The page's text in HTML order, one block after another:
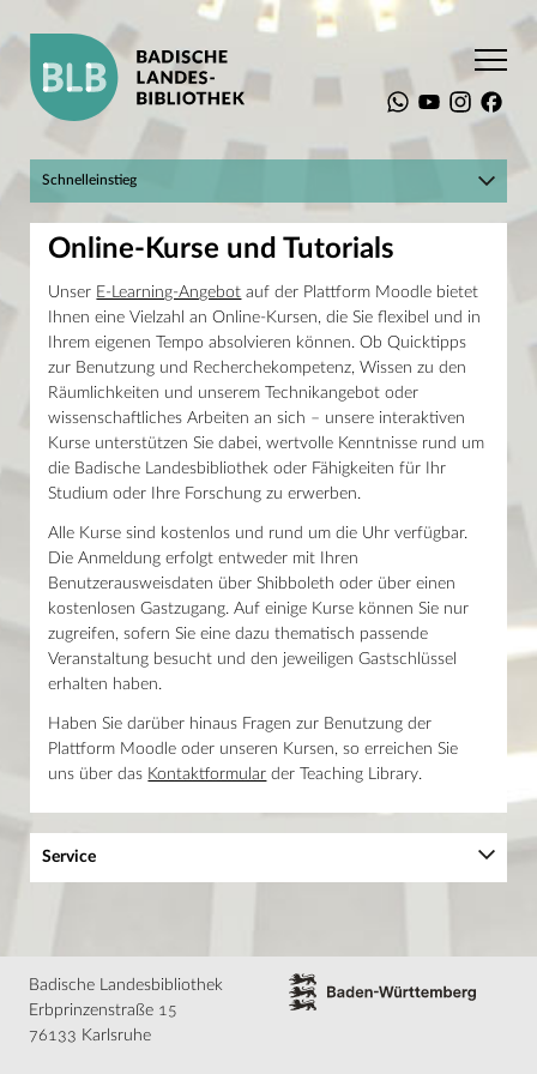
Startseite Service
Suchen
Die BLB
Service
Anmeldung
Mein Konto
Medien
Beratung und Schulung
Online-Kurse und Tutorials
Schule und Ausbildung
Studium
Räume
Technik
Internet
Reproduktionen
Publizieren
Sammlungen
Aktuelles
News
Mein Konto
Shop
Glossar
Online-Kurse und Tutorials
Unser E-Learning-Angebot auf der Plattform Moodle bietet
Ihnen eine Vielzahl an Online-Kursen, die Sie flexibel und in
Ihrem eigenen Tempo absolvieren können. Ob Quicktipps
zur Benutzung und Recherchekompetenz, Wissen zu den
Räumlichkeiten und unserem Technikangebot oder
wissenschaftliches Arbeiten an sich – unsere interaktiven
Kurse unterstützen Sie dabei, wertvolle Kenntnisse rund um
die Badische Landesbibliothek oder Fähigkeiten für Ihr
Studium oder Ihre Forschung zu erwerben.
Alle Kurse sind kostenlos und rund um die Uhr verfügbar.
Die Anmeldung erfolgt entweder mit Ihren
Benutzerausweisdaten über Shibboleth oder über einen
kostenlosen Gastzugang. Auf einige Kurse können Sie nur
zugreifen, sofern Sie eine dazu thematisch passende
Veranstaltung besucht und den jeweiligen Gastschlüssel
erhalten haben.
Haben Sie darüber hinaus Fragen zur Benutzung der
Plattform Moodle oder unseren Kursen, so erreichen Sie
uns über das Kontaktformular der Teaching Library.
Schnelleinstieg
Hier geht's zum BLBlog!
Mein Konto
Raumbuchungssystem
Landesbibliographie
Digitale Sammlungen
Infos für Einsteiger
Online-Kurse und Tutorials
Adresse
Erbprinzenstraße 15
76133 Karlsruhe
T +49 721 175-2221
service@blb-karlsruhe.de
Haupthaus
Mo–Fr 9–19 Uhr / Sa 10–18 Uhr
Mo–Mi/Fr 9.30–16 Uhr / Do 9.30–18 Uhr
Wissenstor
Mo–Fr 9–22 Uhr / Sa–So 10–22 Uhr
Service
Beratung und Schulung
Online-Kurse und Tutorials
Schule und Ausbildung
Badische Landesbibliothek
Erbprinzenstraße 15
76133 Karlsruhe